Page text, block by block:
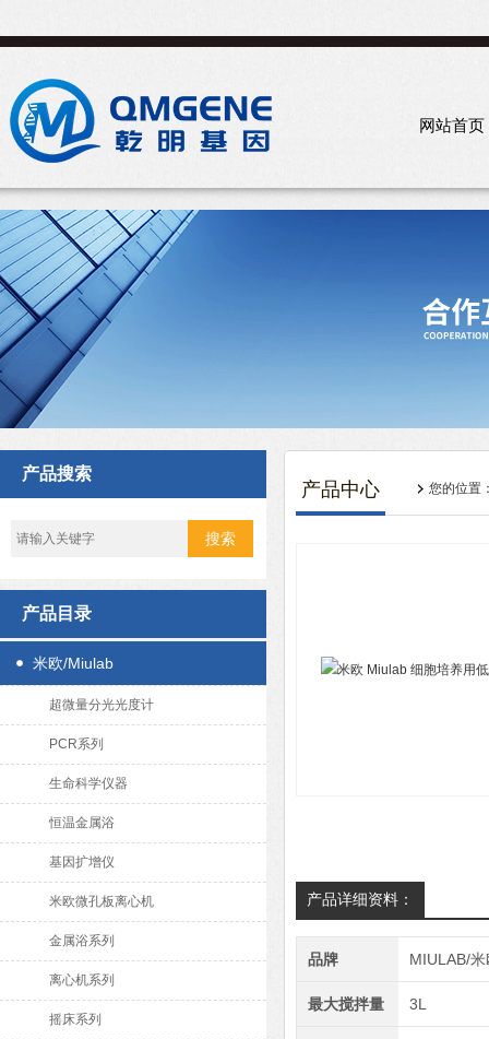
网站首页
产品搜索
产品目录
米欧/Miulab
超微量分光光度计
PCR系列
生命科学仪器
恒温金属浴
基因扩增仪
米欧微孔板离心机
金属浴系列
离心机系列
摇床系列
产品中心 您的位置
产品详细资料：
品牌 MIULAB/
最大搅拌量 3L